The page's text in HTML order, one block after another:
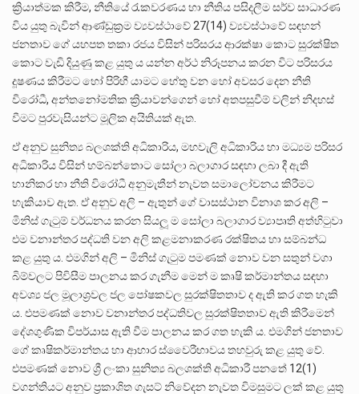
ක්‍රියාත්මක කිරීම, නීතියේ රැකවරණය හා නීතිය පසිදලීම සර්ව සාධාරණ
විය යුතු බැවින් ආණ්ඩුක්‍රම ව්‍යවස්ථාවේ 27(14) ව්‍යවස්ථාවේ සඳහන්
ජනතාව ගේ යහපත තකා රජය විසින් පරිසරය ආරක්ෂා කොට සුරක්ෂිත
කොට වැඩි දියුණු කළ යුතු ය යන්න අර්ථ නිරූපනය කරන විට පරිසරය
දූෂණය කිරීමට හෝ පිරිහී යාමට හේතු වන හෝ අවසර දෙන නීති
විරෝධී, අන්තනෝමතික ක්‍රියාවන්ගෙන් හෝ අතපසුවීම් වලින් නිදහස්
වීමට පුරවැසියන්ට මූලික අයිතියක් ඇත.
ඒ අනුව සුනිත්‍ය බලශක්ති අධිකාරිය, මහවැලි අධිකාරිය හා මධ්‍යම පරිසර
අධිකාරිය විසින් හම්බන්තොට සෝලා බලාගාර සඳහා ලබා දී ඇති
හානිකර හා නීති විරෝධී අනුමැතීන් නැවත සමාලෝචනය කිරීමට
හැකියාව ඇත. ඒ අනුව අලි – ඇතුන් ගේ වාසස්ථාන විනාශ කර අලි –
මිනිස් ගැටුම් වර්ධනය කරන සියලූ ම සෝලා බලාගාර ව්‍යාපෘති අත්හිටුවා
එම වනාන්තර පද්ධති වන අලි කළමනාකරණ රක්ෂිතය හා සම්බන්ධ
කළ යුතු ය. එමගින් අලි – මිනිස් ගැටුම පමණක් නොව වන සතුන් වගා
බිම්වලට පිවිසීම පාලනය කර ගැනීම මෙන් ම කෘෂි කර්මාන්තය සඳහා
අවශ්‍ය ජල මූලාශ්‍රවල ජල පෝෂකවල සුරක්ෂිතතාව ද ඇති කර ගත හැකි
ය. එපමණක් නොව වනාන්තර පද්ධතිවල සුරක්ෂිතතාව ඇති කිරීමෙන්
දේශගුණික විපර්යාස ඇති වීම පාලනය කර ගත හැකි ය. එමගින් ජනතාව
ගේ කෘෂිකර්මාන්තය හා ආහාර ස්වෛරීභාවය තහවුරු කළ යුතු වේ.
එපමණක් නොව ශ්‍රී ලංකා සුනිත්‍ය බලශක්ති අධිකාරී පනතේ 12(1)
වගන්තියට අනුව ප්‍රකාශිත ගැසට් නිවේදන නැවත විමසුමට ලක් කළ යුතු